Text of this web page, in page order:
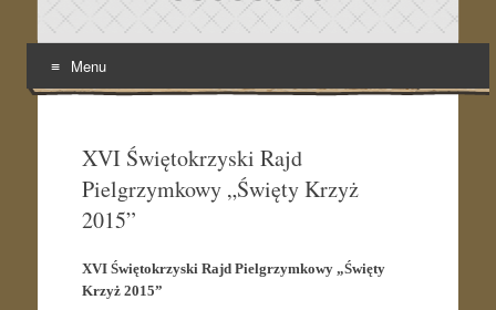
Menu
contentXVI Świętokrzyski Rajd
Pielgrzymkowy „Święty Krzyż
2015”
XVI Świętokrzyski Rajd Pielgrzymkowy „Święty
Krzyż 2015”